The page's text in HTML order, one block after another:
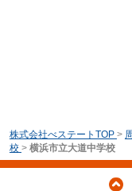
株式会社べステートTOP >
校 > 横浜市立大道中学校